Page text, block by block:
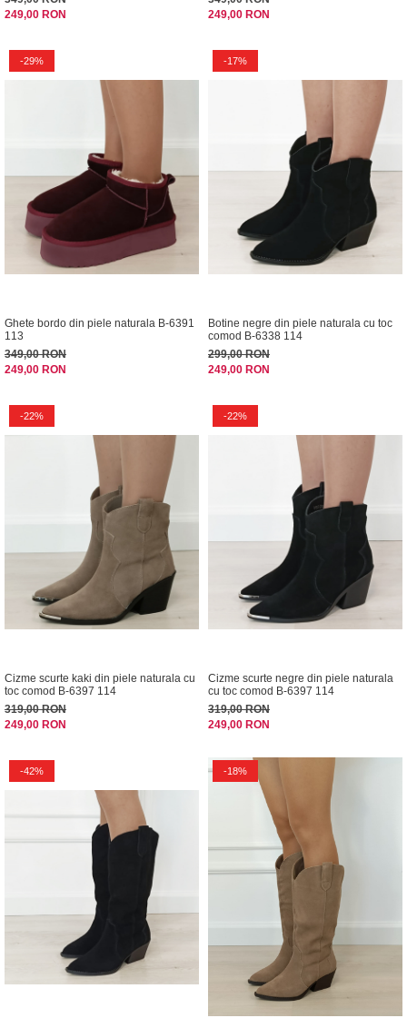
249,00 RON
249,00 RON
-29%
Ghete bordo din piele naturala B-6391
113
349,00 RON
249,00 RON
-17%
Botine negre din piele naturala cu toc
comod B-6338 114
299,00 RON
249,00 RON
-22%
Cizme scurte kaki din piele naturala cu
toc comod B-6397 114
319,00 RON
249,00 RON
-22%
Cizme scurte negre din piele naturala
cu toc comod B-6397 114
319,00 RON
249,00 RON
-42% -18%